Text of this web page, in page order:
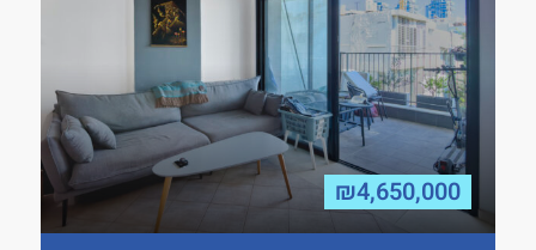
₪4,650,000